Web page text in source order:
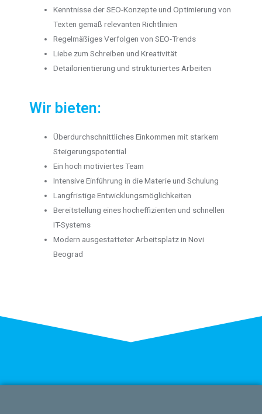
Kenntnisse der SEO-Konzepte und Optimierung von
Texten gemäß relevanten Richtlinien
Regelmäßiges Verfolgen von SEO-Trends
Liebe zum Schreiben und Kreativität
Detailorientierung und strukturiertes Arbeiten
Wir bieten:
Überdurchschnittliches Einkommen mit starkem
Steigerungspotential
Ein hoch motiviertes Team
Intensive Einführung in die Materie und Schulung
Langfristige Entwicklungsmöglichkeiten
Bereitstellung eines hocheffizienten und schnellen
IT-Systems
Modern ausgestatteter Arbeitsplatz in Novi
Beograd